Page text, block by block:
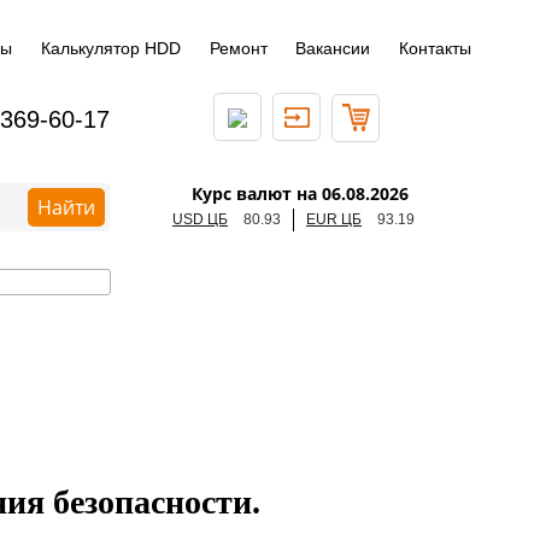
Калькулятор HDD Ремонт Вакансии Контакты
60-17
Найти
Курс валют на 06.08.2026
USD ЦБ 80.93 EUR ЦБ 93.19
безопасности.